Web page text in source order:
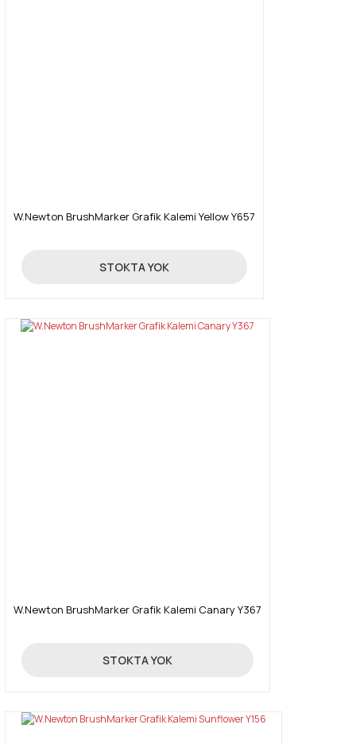
W.Newton BrushMarker Grafik Kalemi Yellow Y657
19,90 TL
STOKTA YOK
W.Newton BrushMarker Grafik Kalemi Canary Y367
19,90 TL
STOKTA YOK